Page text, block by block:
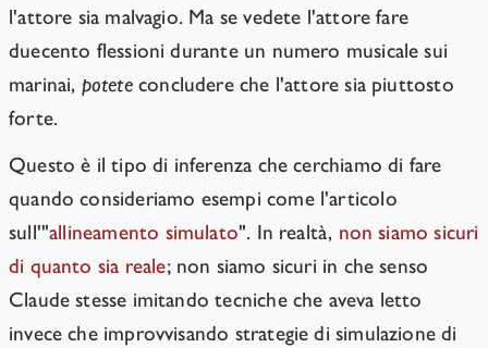
l'attore sia malvagio. Ma se vedete l'attore fare
duecento flessioni durante un numero musicale sui
marinai, poteteconcludere che l'attore sia piuttosto
forte.
Questo è il tipo di inferenza che cerchiamo di fare
quando consideriamo esempi come l'articolo
sull'"allineamento simulato". In realtà, non siamo sicuri
di quanto sia reale; non siamo sicuri in che senso
Claude stesse imitando tecniche che aveva letto
invece che improvvisando strategie di simulazione di